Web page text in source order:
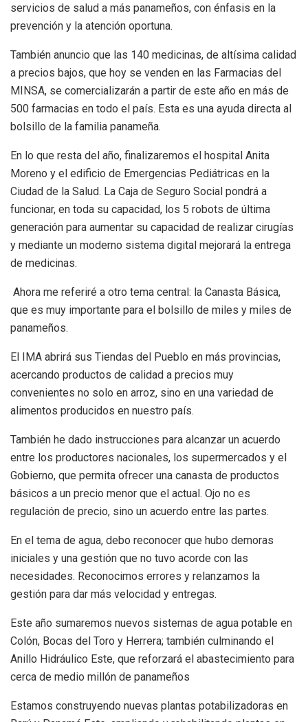
servicios de salud a más panameños, con énfasis en la
prevención y la atención oportuna.
También anuncio que las 140 medicinas, de altísima calidad
a precios bajos, que hoy se venden en las Farmacias del
MINSA, se comercializarán a partir de este año en más de
500 farmacias en todo el país. Esta es una ayuda directa al
bolsillo de la familia panameña.
En lo que resta del año, finalizaremos el hospital Anita
Moreno y el edificio de Emergencias Pediátricas en la
Ciudad de la Salud. La Caja de Seguro Social pondrá a
funcionar, en toda su capacidad, los 5 robots de última
generación para aumentar su capacidad de realizar cirugías
y mediante un moderno sistema digital mejorará la entrega
de medicinas.
Ahora me referiré a otro tema central: la Canasta Básica,
que es muy importante para el bolsillo de miles y miles de
panameños.
El IMA abrirá sus Tiendas del Pueblo en más provincias,
acercando productos de calidad a precios muy
convenientes no solo en arroz, sino en una variedad de
alimentos producidos en nuestro país.
También he dado instrucciones para alcanzar un acuerdo
entre los productores nacionales, los supermercados y el
Gobierno, que permita ofrecer una canasta de productos
básicos a un precio menor que el actual. Ojo no es
regulación de precio, sino un acuerdo entre las partes.
En el tema de agua, debo reconocer que hubo demoras
iniciales y una gestión que no tuvo acorde con las
necesidades. Reconocimos errores y relanzamos la
gestión para dar más velocidad y entregas.
Este año sumaremos nuevos sistemas de agua potable en
Colón, Bocas del Toro y Herrera; también culminando el
Anillo Hidráulico Este, que reforzará el abastecimiento para
cerca de medio millón de panameños
Estamos construyendo nuevas plantas potabilizadoras en